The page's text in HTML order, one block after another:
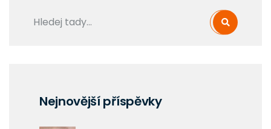
Nejnovější příspěvky